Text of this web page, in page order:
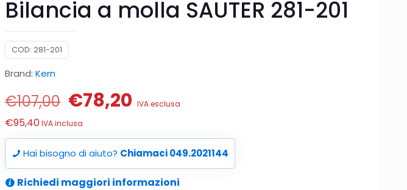
Bilancia a molla SAUTER 281-201
COD: 281-201
Brand: Kern
€107,00 Il
prezzo
originale
era:
€107,00.
€78,20 Il
attuale
è:
€78,20.
IVA esclusa
€95,40IVA inclusa
Hai bisogno di aiuto? Chiamaci 049.2021144
Richiedi maggiori informazioni